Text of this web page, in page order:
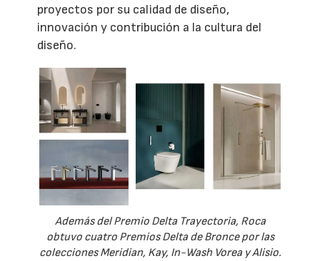
proyectos por su calidad de diseño,
innovación y contribución a la cultura del
diseño.
Además del Premio Delta Trayectoria, Roca
obtuvo cuatro Premios Delta de Bronce por las
colecciones Meridian, Kay, In-Wash Vorea y Alisio.